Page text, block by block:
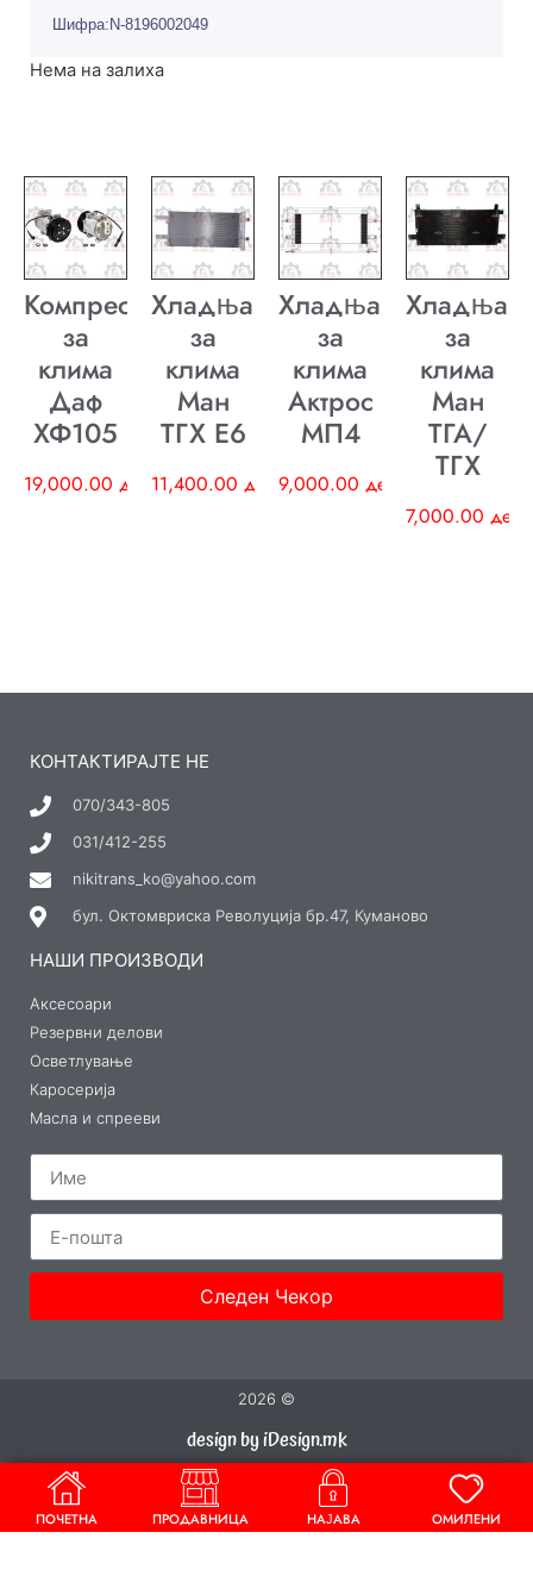
Шифра:N-8196002049
Нема на залиха
Компресор
за
клима
Даф
ХФ105
19,000.00 ден
Хладњак
за
клима
Ман
ТГХ E6
11,400.00 ден
Хладњак
за
клима
Актрос
МП4
9,000.00 ден
Хладњак
за
клима
Ман
ТГА/
ТГХ
7,000.00 ден
КОНТАКТИРАЈТЕ НЕ
070/343-805
031/412-255
nikitrans_ko@yahoo.com
бул. Октомвриска Револуција бр.47, Куманово
НАШИ ПРОИЗВОДИ
Аксесоари
Резервни делови
Осветлување
Каросерија
Масла и спрееви
Следен Чекор
2026 ©
design by iDesign.mk
ПОЧЕТНА ПРОДАВНИЦА НАЈАВА ОМИЛЕНИ